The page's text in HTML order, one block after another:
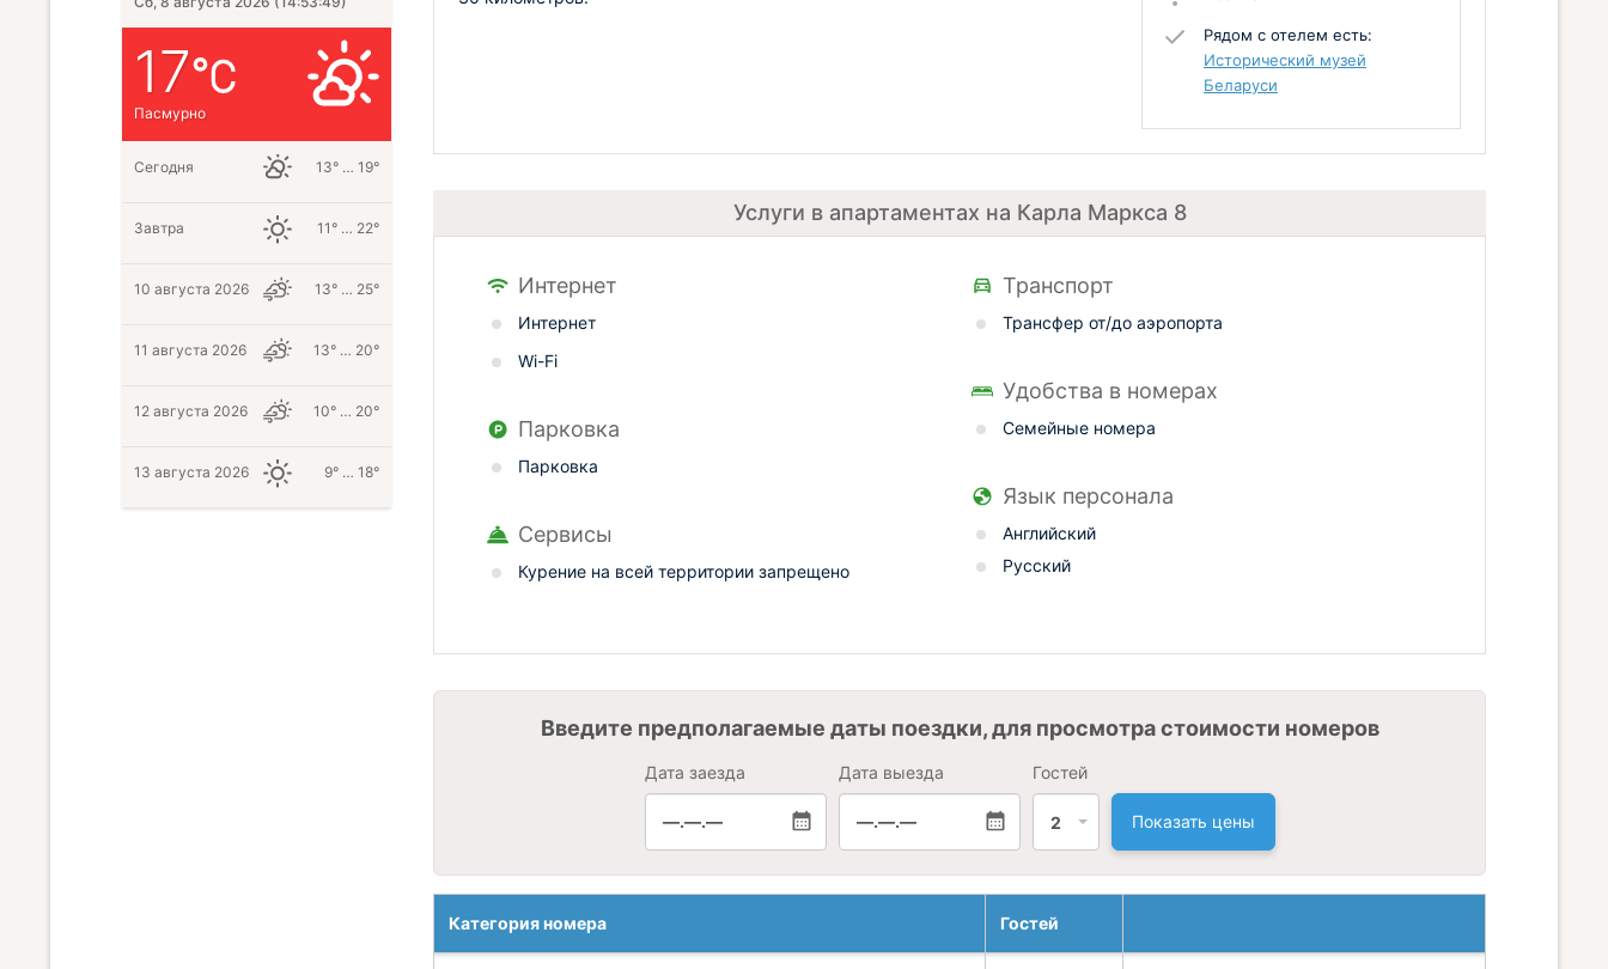
Рядом с отелем есть:
Исторический музей
Беларуси
Услуги в апартаментах на Карла Маркса 8
Интернет
Интернет
Wi-Fi
Парковка
Парковка
Сервисы
Курение на всей территории запрещено
Транспорт
Трансфер от/до аэропорта
Удобства в номерах
Семейные номера
Язык персонала
Английский
Русский
Введите предполагаемые даты поездки, для просмотра стоимости номеров
Дата заезда
—.—.—
Дата выезда
—.—.—
Гостей
2 Показать цены
Категория номера Гостей
17
Пасмурно
Сегодня 13° … 19°
Завтра 11° … 22°
10 августа 2026 13° … 25°
11 августа 2026 13° … 20°
12 августа 2026 10° … 20°
13 августа 2026 9° … 18°